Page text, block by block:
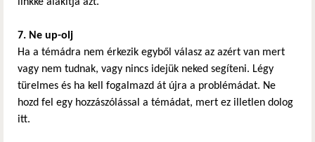
7. Ne up-olj
Ha a témádra nem érkezik egyből válasz az azért van mert
vagy nem tudnak, vagy nincs idejük neked segíteni. Légy
türelmes és ha kell fogalmazd át újra a problémádat. Ne
hozd fel egy hozzászólással a témádat, mert ez illetlen dolog
itt.